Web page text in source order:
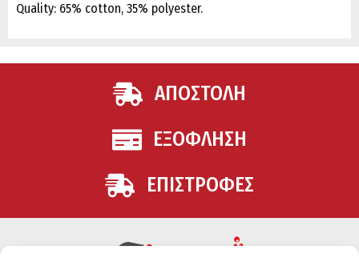
Quality: 65% cotton, 35% polyester.
ΑΠΟΣΤΟΛΗ
ΕΞΟΦΛΗΣΗ
ΕΠΙΣΤΡΟΦΕΣ